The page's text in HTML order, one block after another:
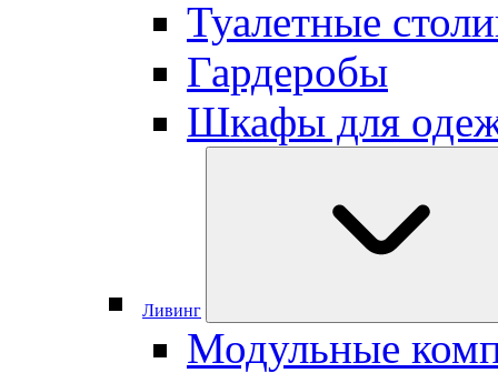
Туалетные
Гардеробы
Шкафы для
Ливинг
Модульные